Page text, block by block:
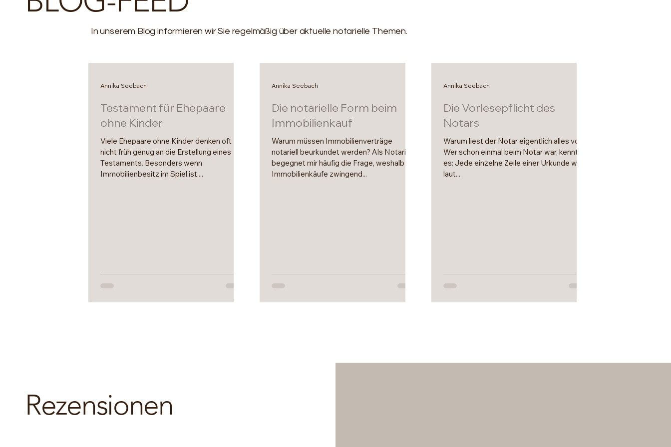
In unserem Blog informieren wir Sie regelmäßig über aktuelle notarielle Themen.
Testament für Ehepaare
ohne Kinder
Viele Ehepaare ohne Kinder denken oft
nicht früh genug an die Erstellung eines
Testaments. Besonders wenn
Immobilienbesitz im Spiel ist,...
Annika Seebach
Die notarielle Form beim
Immobilienkauf
Warum müssen Immobilienverträge
notariell beurkundet werden? Als Notarin
begegnet mir häufig die Frage, weshalb
Immobilienkäufe zwingend...
Annika Seebach
Die Vorlesepflicht des
Notars
Warum liest der Notar eigentlich alles vor?
Wer schon einmal beim Notar war, kennt
es: Jede einzelne Zeile einer Urkunde wird
laut...
Annika Seebach
Rezensionen